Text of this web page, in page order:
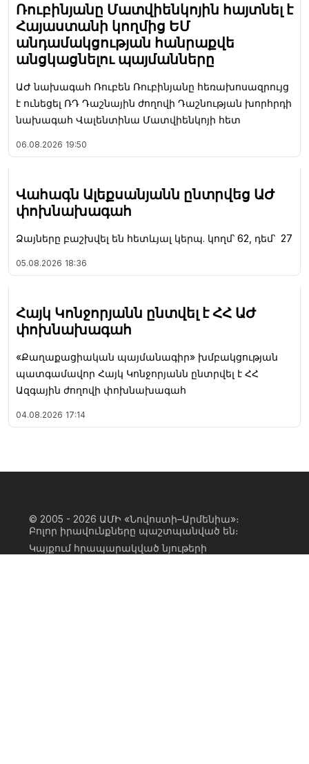
Ռուբինյանը Մատվիենկոյին հայտնել է
Հայաստանի կողմից ԵՄ
անդամակցության հանրաքվե
անցկացնելու պայմանները
ԱԺ նախագահ Ռուբեն Ռուբինյանը հեռախոսազրույց
է ունեցել ՌԴ Դաշնային ժողովի Դաշնության խորհրդի
նախագահ Վալենտինա Մատվիենկոյի հետ
06.08.2026 19:50
Վահագն Ալեքսանյանն ընտրվեց ԱԺ
փոխնախագահ
Ձայները բաշխվել են հետևյալ կերպ. կողմ՝ 62, դեմ՝ 27
05.08.2026 18:36
Հայկ Կոնջորյանն ընտվել է ՀՀ ԱԺ
փոխնախագահ
«Քաղաքացիական պայմանագիր» խմբակցության
պատգամավոր Հայկ Կոնջորյանն ընտրվել է ՀՀ
Ազգային ժողովի փոխնախագահ
04.08.2026 17:14
© 2005 - 2026 ԱՄԻ «Նովոստի–Արմենիա»։
Բոլոր իրավունքները պաշտպանված են։
Կայքում հրապարակված նյութերի